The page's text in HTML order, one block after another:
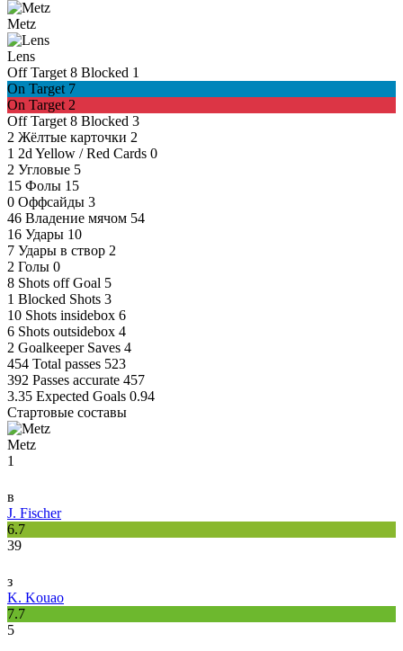
Metz
Lens
Off Target 8 Blocked 1
On Target 7
On Target 2
Off Target 8 Blocked 3
2 Жёлтые карточки 2
1 2d Yellow / Red Cards 0
2 Угловые 5
15 Фолы 15
0 Оффсайды 3
46 Владение мячом 54
16 Удары 10
7 Удары в створ 2
2 Голы 0
8 Shots off Goal 5
1 Blocked Shots 3
10 Shots insidebox 6
6 Shots outsidebox 4
2 Goalkeeper Saves 4
454 Total passes 523
392 Passes accurate 457
3.35 Expected Goals 0.94
Стартовые составы
Metz
1
в
J. Fischer
6.7
39
з
K. Kouao
7.7
5